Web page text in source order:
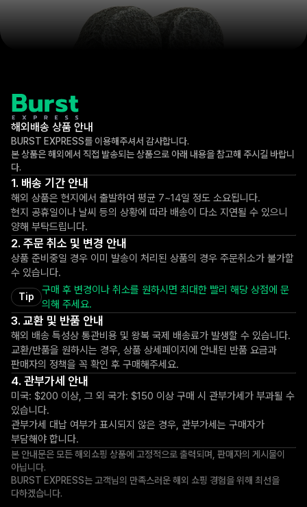
해외배송 상품 안내
BURST EXPRESS를 이용해주셔서 감사합니다.
본 상품은 해외에서 직접 발송되는 상품으로 아래 내용을 참고해 주시길 바랍니
다.
배송 기간 안내
해외 상품은 현지에서 출발하여 평균 7~14일 정도 소요됩니다.
현지 공휴일이나 날씨 등의 상황에 따라 배송이 다소 지연될 수 있으니
양해 부탁드립니다.
주문 취소 및 변경 안내
상품 준비중일 경우 이미 발송이 처리된 상품의 경우 주문취소가 불가할
수 있습니다.
Tip
구매 후 변경이나 취소를 원하시면 최대한 빨리 해당 상점에 문
의해 주세요.
교환 및 반품 안내
해외 배송 특성상 통관비용 및 왕복 국제 배송료가 발생할 수 있습니다.
교환/반품을 원하시는 경우, 상품 상세페이지에 안내된 반품 요금과
판매자의 정책을 꼭 확인 후 구매해주세요.
관부가세 안내
미국: $200 이상, 그 외 국가: $150 이상 구매 시 관부가세가 부과될 수
있습니다.
관부가세 대납 여부가 표시되지 않은 경우, 관부가세는 구매자가
부담해야 합니다.
본 안내문은 모든 해외쇼핑 상품에 고정적으로 출력되며, 판매자의 게시물이
아닙니다.
BURST EXPRESS는 고객님의 만족스러운 해외 쇼핑 경험을 위해 최선을
다하겠습니다.